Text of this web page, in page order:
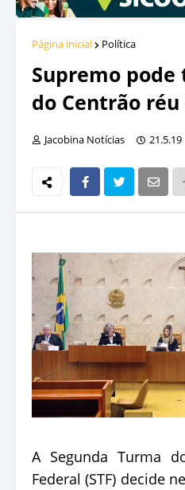
Página inicial Política
Supremo
do Centrão réu
Jacobina Notícias 21.5.19
A Segunda Turma
Federal (STF) decide